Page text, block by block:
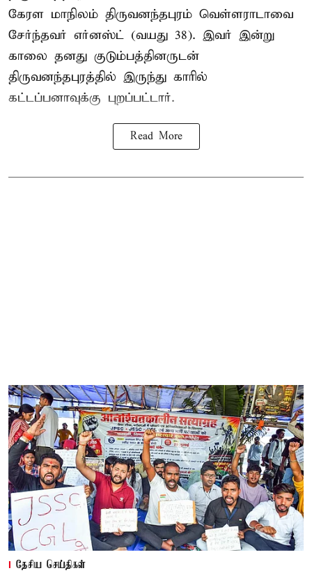
கேரள மாநிலம் திருவனந்தபுரம் வெள்ளராடாவை
சேர்ந்தவர் எர்னஸ்ட் (வயது 38). இவர் இன்று
காலை தனது குடும்பத்தினருடன்
திருவனந்தபுரத்தில் இருந்து காரில்
கட்டப்பனாவுக்கு புறப்பட்டார்.
Read More
தேசிய செய்திகள்